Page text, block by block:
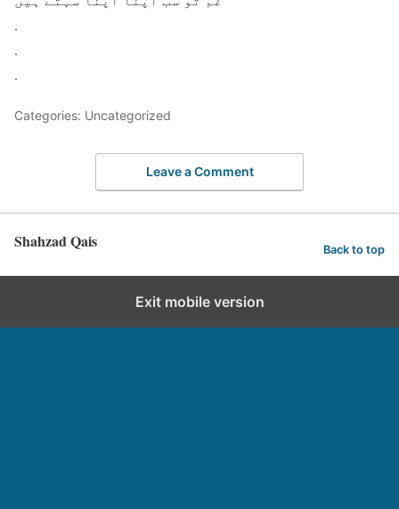
.
.
.
Categories: Uncategorized
Leave a Comment
Shahzad Qais Back to top
Exit mobile version